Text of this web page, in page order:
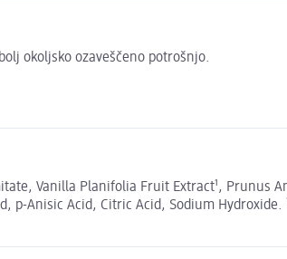
okoljsko ozaveščeno potrošnjo.
Vanilla Planifolia Fruit Extract¹, Prunus
Anisic Acid, Citric Acid, Sodium Hydroxide.